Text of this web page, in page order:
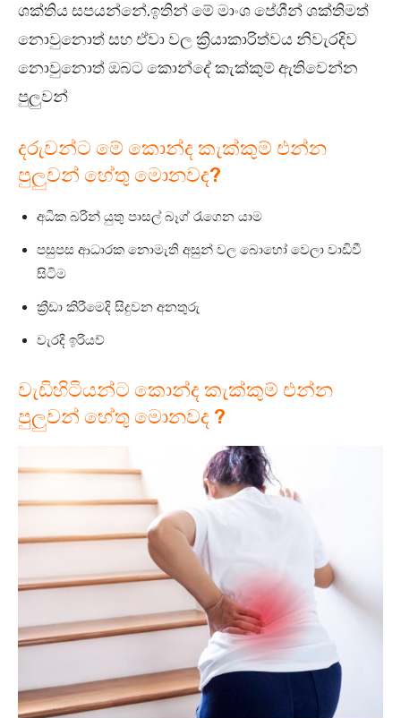
ශක්තිය සපයන්නේ.ඉතින් මේ මාංශ පේශීන් ශක්තිමත්
නොවුනොත් සහ ඒවා වල ක්‍රියාකාරිත්වය නිවැරදිව
නොවුනොත් ඔබට කොන්දේ කැක්කුම් ඇතිවෙන්න
පුලුවන්
දරුවන්ට මේ කොන්ද කැක්කුම් එන්න
පුලුවන් හේතු මොනවද?
අධික බරින් යුතු පාසල් බෑග් රැගෙන යාම
පසුපස ආධාරක නොමැති අසුන් වල බොහෝ වෙලා වාඩිවී
සිටිම
ක්‍රීඩා කිරීමෙදි සිදුවන අනතුරු
වැරදි ඉරියව්
වැඩිහිටියන්ට කොන්ද කැක්කුම් එන්න
පුලුවන් හේතු මොනවද ?